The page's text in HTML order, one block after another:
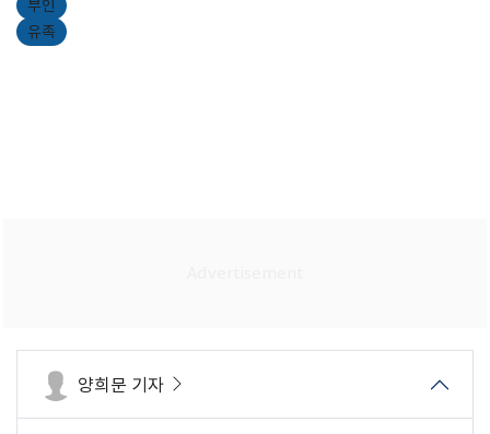
부인
유족
양희문 기자